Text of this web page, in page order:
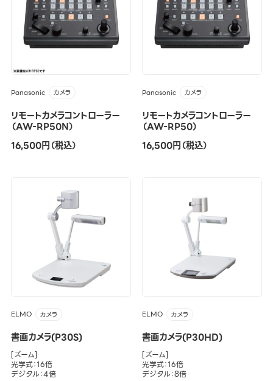
Panasonic カメラ
リモートカメラコントローラー
（AW-RP50N）
16,500円（税込）
Panasonic カメラ
リモートカメラコントローラー
（AW-RP50）
16,500円（税込）
ELMO カメラ
書画カメラ(P30S)
[ズーム]
光学式：16倍
デジタル：4倍
ELMO カメラ
書画カメラ(P30HD)
[ズーム]
光学式：16倍
デジタル：8倍